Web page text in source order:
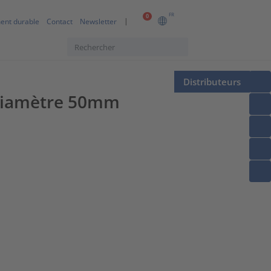
0 FR
durable Contact Newsletter
Distributeurs
50mm